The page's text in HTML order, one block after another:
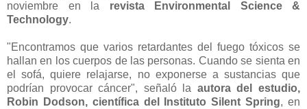
noviembre en la revista Environmental Science &
Technology.
"Encontramos que varios retardantes del fuego tóxicos se
hallan en los cuerpos de las personas. Cuando se sienta en
el sofá, quiere relajarse, no exponerse a sustancias que
podrían provocar cáncer", señaló la autora del estudio,
Robin Dodson, científica del Instituto Silent Spring, en